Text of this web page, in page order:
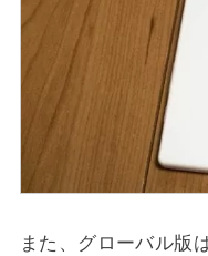
また、グローバル版